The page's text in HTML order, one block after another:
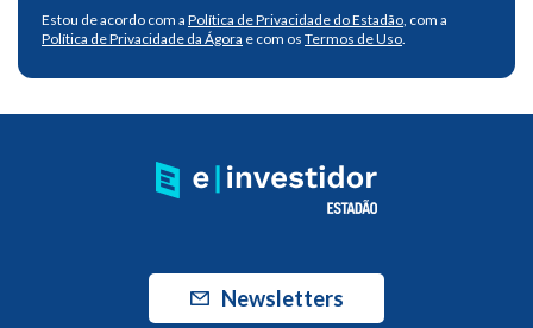
Estou de acordo com a Política de Privacidade do Estadão, com a
Política de Privacidade da Ágora e com os Termos de Uso.
Newsletters